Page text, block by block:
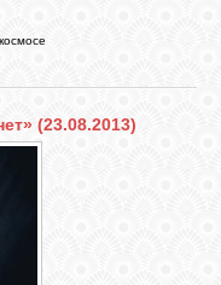
(23.08.2013)